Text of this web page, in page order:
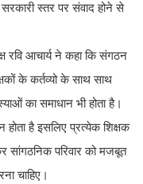
स्तर पर संवाद होने से
रवि आचार्य ने कहा कि संगठन
के कर्तव्यो के साथ साथ
का समाधान भी होता है।
होता है इसलिए प्रत्येक शिक्षक
सांगठनिक परिवार को मजबूत
चाहिए।